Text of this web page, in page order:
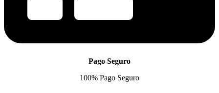
Pago Seguro
100% Pago Seguro